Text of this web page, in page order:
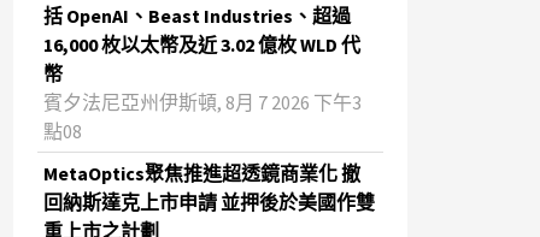
括 OpenAI、Beast Industries、超過
16,000 枚以太幣及近 3.02 億枚 WLD 代
幣
賓夕法尼亞州伊斯頓, 8月 7 2026 下午3
點08
MetaOptics聚焦推進超透鏡商業化 撤
回納斯達克上市申請 並押後於美國作雙
重上市之計劃